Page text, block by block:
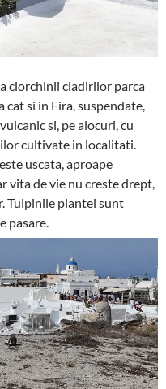
ciorchinii cladirilor parca
si in Fira, suspendate,
si, pe alocuri, cu
cultivate in localitati.
uscata, aproape
vita de vie nu creste drept,
Tulpinile plantei sunt
pasare.